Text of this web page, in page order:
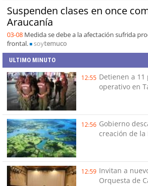
Suspenden clases en once
Araucanía
03-08 Medida se debe a la afectación sufrida
frontal.
soytemuco
ULTIMO MINUTO
12:55 Detienen a
operativo en
12:56 Gobierno
creación de la
12:59 Invitan a
Orquesta de